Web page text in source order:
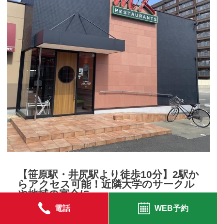
【笹原駅・井尻駅より徒歩10分】2駅か
らアクセス可能！近隣大学のサークル
や地域の宴会に。
電話 WEB予約